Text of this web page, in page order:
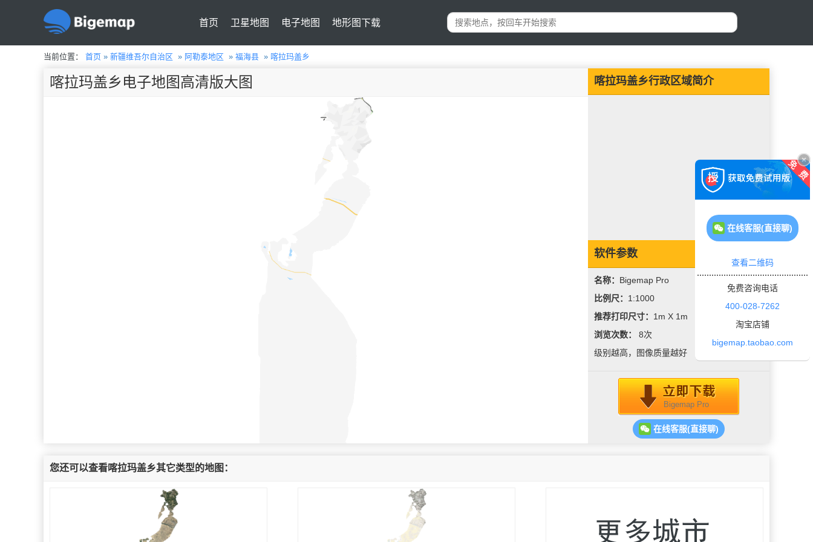
首页 卫星地图 电子地图 地形图下载
当前位置： 首页 » 新疆维吾尔自治区 » 阿勒泰地区 » 福海县 » 喀拉玛盖乡
喀拉玛盖乡行政区域简介
软件参数
名称： Bigemap Pro
比例尺： 1:1000
推荐打印尺寸： 1m X 1m
浏览次数： 8次
级别越高，图像质量越好
Bigemap Pro
在线客服(直接聊)
喀拉玛盖乡电子地图高清版大图
您还可以查看喀拉玛盖乡其它类型的地图：
在线客服(直接聊)
查看二维码
免费咨询电话
400-028-7262
淘宝店铺
bigemap.taobao.com